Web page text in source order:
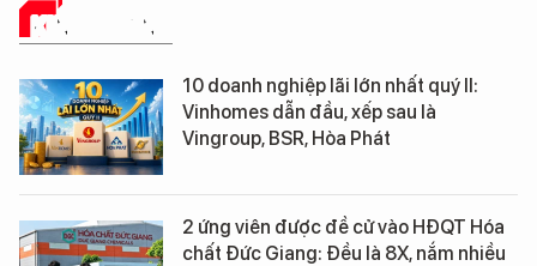
KINH DOANH
10 doanh nghiệp lãi lớn nhất quý II:
Vinhomes dẫn đầu, xếp sau là
Vingroup, BSR, Hòa Phát
2 ứng viên được đề cử vào HĐQT Hóa
chất Đức Giang: Đều là 8X, nắm nhiều